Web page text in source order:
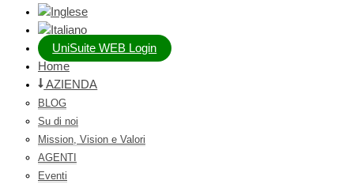
UniSuite WEB Login
Home
AZIENDA
BLOG
Su di noi
Mission, Vision e Valori
AGENTI
Eventi